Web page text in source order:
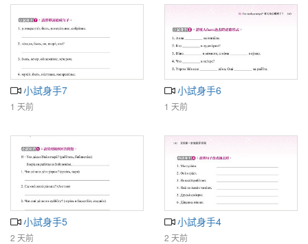
小試身手7
1 天前
小試身手6
1 天前
小試身手5
2 天前
小試身手4
2 天前